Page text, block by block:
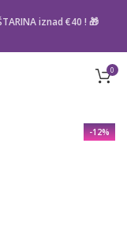
iznad €40 ! 🎁
0
-12%